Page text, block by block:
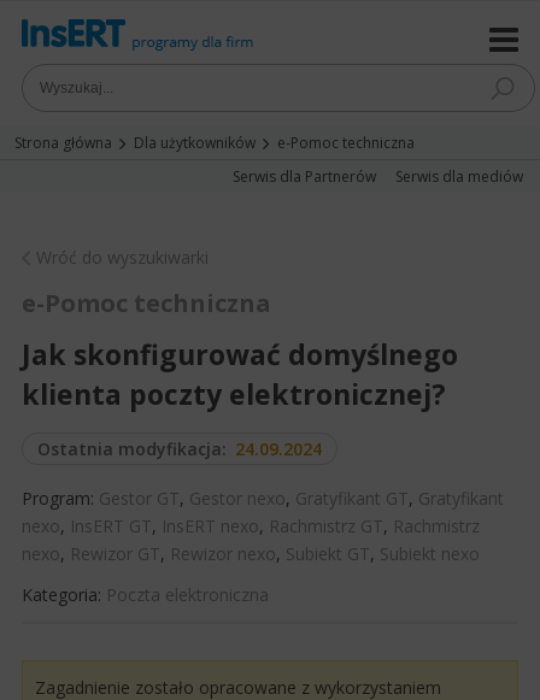
Strona główna Dla użytkowników
e-Pomoc techniczna
Serwis dla Partnerów
Serwis dla mediów
Wróć do wyszukiwarki
e-Pomoc techniczna
Jak skonfigurować domyślnego
klienta poczty elektronicznej?
Ostatnia modyfikacja: 24.09.2024
Program: Gestor GT, Gestor nexo, Gratyfikant GT, Gratyfikant
nexo, InsERT GT, InsERT nexo, Rachmistrz GT, Rachmistrz
nexo, Rewizor GT, Rewizor nexo, Subiekt GT, Subiekt nexo
Kategoria: Poczta elektroniczna
​Zagadnienie zostało opracowane z wykorzystaniem